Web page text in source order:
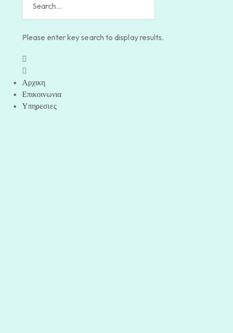
Please enter key search to display results.
Αρχικη
Επικοινωνια
Υπηρεσιες